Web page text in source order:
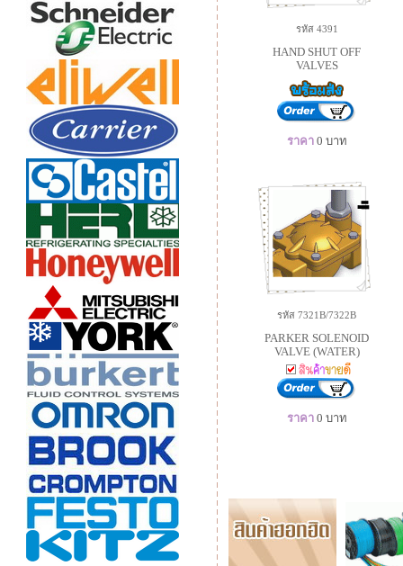
รหัส 4391
HAND SHUT OFF
VALVES
ราคา 0 บาท
รหัส 7321B/7322B
PARKER SOLENOID
VALVE (WATER)
ราคา 0 บาท